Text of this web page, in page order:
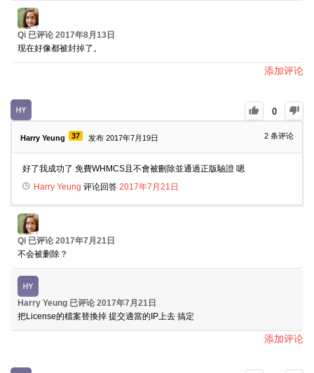
Qi 已评论 2017年8月13日
现在好像都被封掉了。
添加评论
0
Harry Yeung 37 发布 2017年7月19日 2 条评论
好了我成功了 免費WHMCS且不會被刪除並通過正版驗證 嗯
Harry Yeung 评论回答 2017年7月21日
Qi 已评论 2017年7月21日
不会被删除？
Harry Yeung 已评论 2017年7月21日
把License的檔案替換掉 提交適當的IP上去 搞定
添加评论